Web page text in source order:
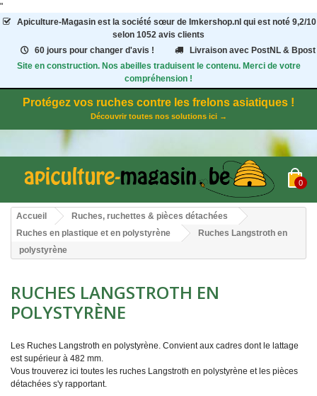
"
Apiculture-Magasinest la société sœur de Imkershop.nl qui est noté 9,2/10
selon 1052 avis clients
60 jours pour changer d'avis !
Livraison avec PostNL & Bpost
Site en construction. Nos abeilles traduisent le contenu. Merci de votre
compréhension !
Protégez vos ruches contre les frelons asiatiques !
Découvrir toutes nos solutions ici →
0
Accueil
Ruches, ruchettes & pièces détachées
Ruches en plastique et en polystyrène
Ruches Langstroth en
polystyrène
RUCHES LANGSTROTH EN
POLYSTYRÈNE
Les Ruches Langstroth en polystyrène. Convient aux cadres dont le lattage
est supérieur à 482 mm.
Vous trouverez ici toutes les ruches Langstroth en polystyrène et les pièces
détachées s'y rapportant.